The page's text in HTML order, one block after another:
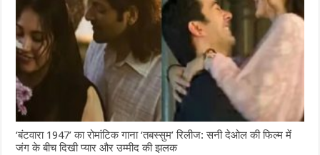
‘बंटवारा 1947’ का रोमांटिक गाना ‘तबस्सुम’ रिलीज: सनी देओल की फिल्म में
जंग के बीच दिखी प्यार और उम्मीद की झलक